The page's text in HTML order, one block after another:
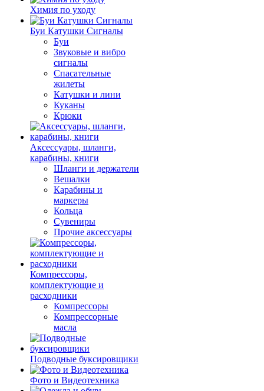
Химия по уходу
Буи Катушки Сигналы
Буи
Звуковые и вибро
сигналы
Спасательные
жилеты
Катушки и лини
Куканы
Крюки
Аксессуары, шланги,
карабины, книги
Шланги и держатели
Вешалки
Карабины и
маркеры
Кольца
Сувениры
Прочие аксессуары
Компрессоры,
комплектующие и
расходники
Компрессоры
Компрессорные
масла
Подводные буксировщики
Фото и Видеотехника